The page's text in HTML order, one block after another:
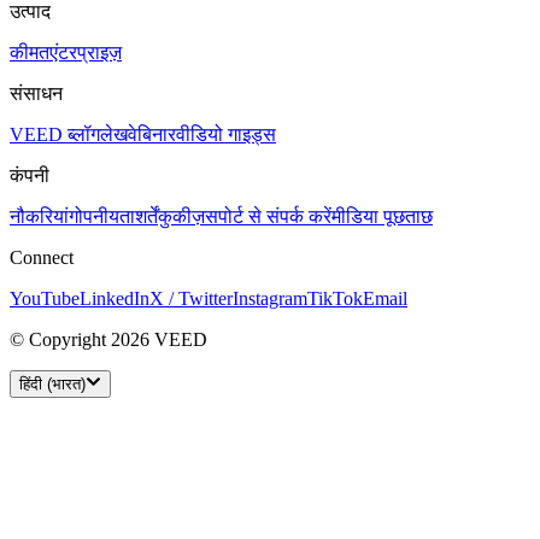
उत्पाद
कीमतएंटरप्राइज़
संसाधन
VEED ब्लॉगलेखवेबिनारवीडियो गाइड्स
कंपनी
नौकरियांगोपनीयताशर्तेंकुकीज़सपोर्ट से संपर्क करेंमीडिया पूछताछ
Connect
YouTubeLinkedInX / TwitterInstagramTikTokEmail
© Copyright 2026 VEED
हिंदी (भारत)